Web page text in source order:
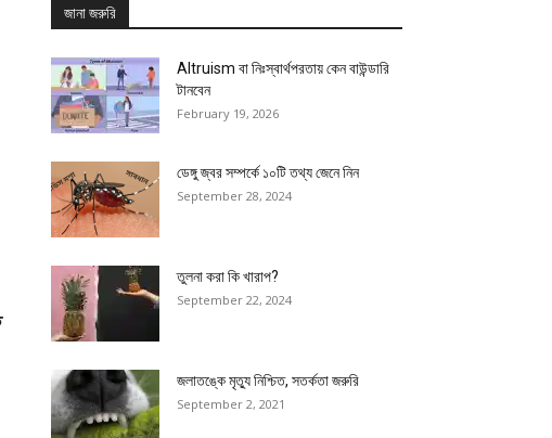
জানা জরুরি
Altruism বা নিঃস্বার্থপরতায় কেন বাউন্ডারি
টানবেন
February 19, 2026
ডেঙ্গু জ্বর সম্পর্কে ১০টি তথ্য জেনে নিন
September 28, 2024
তুলনা করা কি খারাপ?
September 22, 2024
জলাতঙ্কে মৃত্যু নিশ্চিত, সতর্কতা জরুরি
September 2, 2021